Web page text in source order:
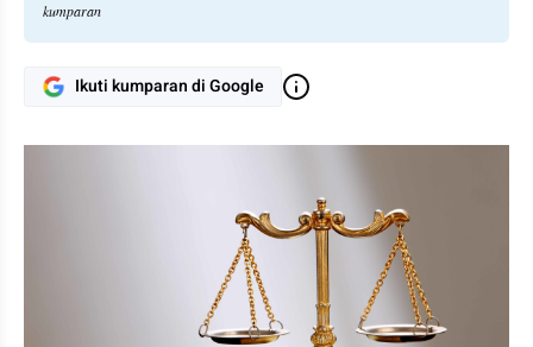
kumparan
Ikuti kumparan di Google